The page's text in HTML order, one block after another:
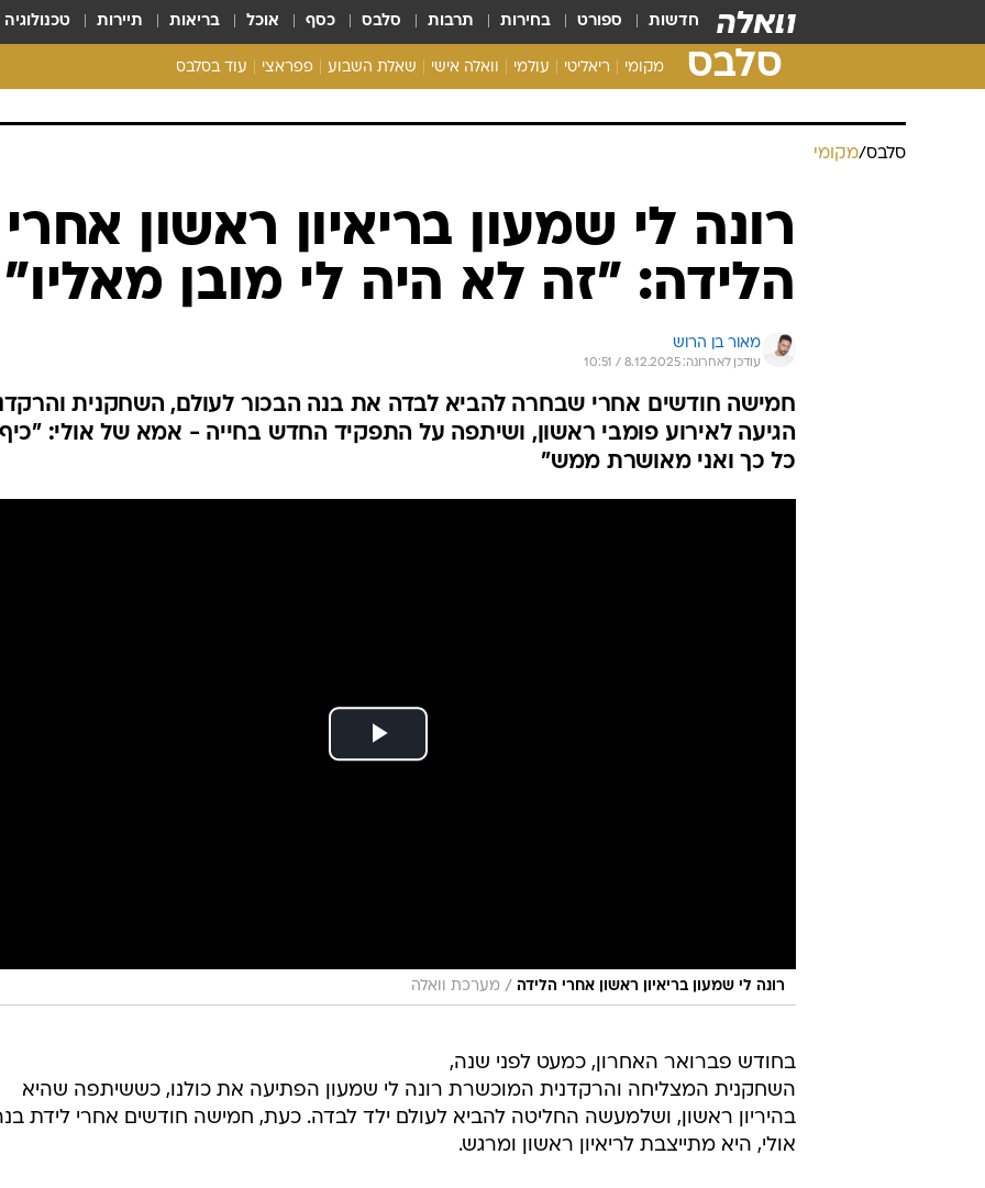
חדשות ספורט בחירות תרבות סלבס כסף אוכל בריאות תיירות טכנולוגיה
סלבס מקומי ריאליטי עולמי וואלה אישי שאלת השבוע פפראצי עוד בסלבס
רכלו לנו
סלבס/מקומי
רונה לי שמעון בריאיון ראשון אחרי
הלידה: "זה לא היה לי מובן מאליו"
מאור בן הרוש
עודכן לאחרונה: 8.12.2025 / 10:51
חמישה חודשים אחרי שבחרה להביא לבדה את בנה הבכור לעולם, השחקנית
הגיעה לאירוע פומבי ראשון, ושיתפה על התפקיד החדש בחייה - אמא של אולי: "כיף
כל כך ואני מאושרת ממש"
רונה לי שמעון בריאיון ראשון אחרי הלידה / מערכת וואלה
בחודש פברואר האחרון, כמעט לפני שנה,
השחקנית המצליחה והרקדנית המוכשרת רונה לי שמעון הפתיעה את כולנו, כששיתפה שהיא
בהיריון ראשון, ושלמעשה החליטה להביא לעולם ילד לבדה. כעת, חמישה חודשים אחרי לידת
אולי, היא מתייצבת לריאיון ראשון ומרגש.